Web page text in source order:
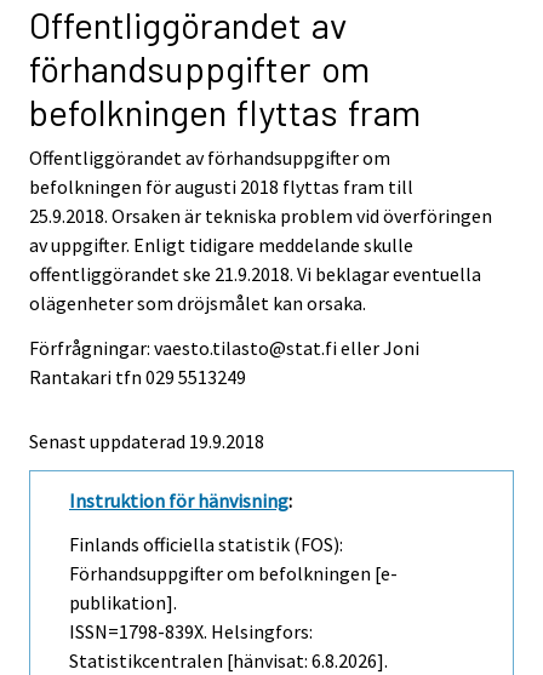
Offentliggörandet av
förhandsuppgifter om
befolkningen flyttas fram
Offentliggörandet av förhandsuppgifter om
befolkningen för augusti 2018 flyttas fram till
25.9.2018. Orsaken är tekniska problem vid överföringen
av uppgifter. Enligt tidigare meddelande skulle
offentliggörandet ske 21.9.2018. Vi beklagar eventuella
olägenheter som dröjsmålet kan orsaka.
Förfrågningar: vaesto.tilasto@stat.fi eller Joni
Rantakari tfn 029 5513249
Senast uppdaterad 19.9.2018
Instruktion för hänvisning:
Finlands officiella statistik (FOS):
Förhandsuppgifter om befolkningen [e-
publikation].
ISSN=1798-839X. Helsingfors:
Statistikcentralen [hänvisat: 6.8.2026].